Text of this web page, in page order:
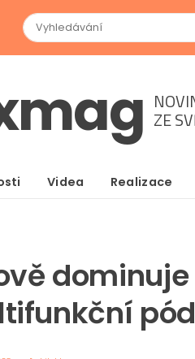
ZE
Videa Realizace